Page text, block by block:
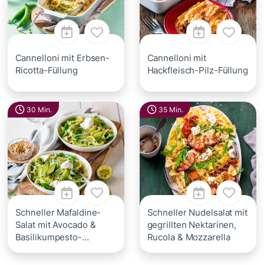
Cannelloni mit Erbsen-
Ricotta-Füllung
Cannelloni mit
Hackfleisch-Pilz-Füllung
30 Min.
Schneller Mafaldine-
Salat mit Avocado &
Basilikumpesto-
Dressing
35 Min.
Schneller Nudelsalat mit
gegrillten Nektarinen,
Rucola & Mozzarella